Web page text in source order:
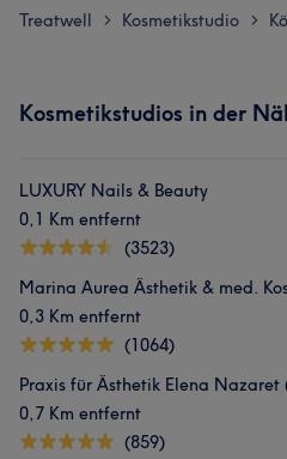
Treatwell > Kosmetikstudio >
Kosmetikstudios in der
LUXURY Nails & Beauty
0,1 Km entfernt
(3523)
Marina Aurea Ästhetik & med.
0,3 Km entfernt
(1064)
0,7 Km entfernt
(859)